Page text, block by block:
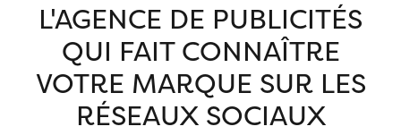
L'AGENCE DE PUBLICITÉS
QUI FAIT CONNAÎTRE
VOTRE MARQUE SUR LES
RÉSEAUX SOCIAUX